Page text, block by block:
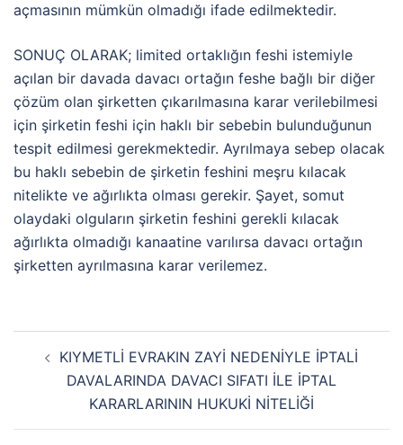
açmasının mümkün olmadığı ifade edilmektedir.
SONUÇ OLARAK; limited ortaklığın feshi istemiyle
açılan bir davada davacı ortağın feshe bağlı bir diğer
çözüm olan şirketten çıkarılmasına karar verilebilmesi
için şirketin feshi için haklı bir sebebin bulunduğunun
tespit edilmesi gerekmektedir. Ayrılmaya sebep olacak
bu haklı sebebin de şirketin feshini meşru kılacak
nitelikte ve ağırlıkta olması gerekir. Şayet, somut
olaydaki olguların şirketin feshini gerekli kılacak
ağırlıkta olmadığı kanaatine varılırsa davacı ortağın
şirketten ayrılmasına karar verilemez.
KIYMETLİ EVRAKIN ZAYİ NEDENİYLE İPTALİ
DAVALARINDA DAVACI SIFATI İLE İPTAL
KARARLARININ HUKUKİ NİTELİĞİ